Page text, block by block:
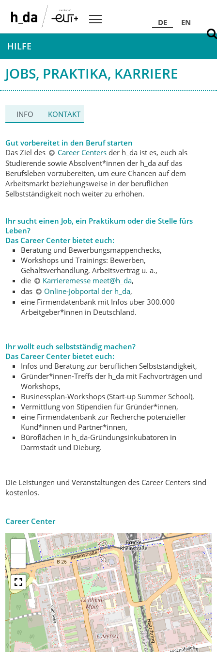
DE EN
HILFE
JOBS, PRAKTIKA, KARRIERE
INFO KONTAKT
Gut vorbereitet in den Beruf starten
Das Ziel des
Career Centersder h_da ist es, euch als
Studierende sowie Absolvent*innen der h_da auf das
Berufsleben vorzubereiten, um eure Chancen auf dem
Arbeitsmarkt beziehungsweise in der beruflichen
Selbstständigkeit noch weiter zu erhöhen.
Ihr sucht einen Job, ein Praktikum oder die Stelle fürs
Leben?
Das Career Center bietet euch:
Beratung und Bewerbungsmappenchecks,
Workshops und Trainings: Bewerben,
Gehaltsverhandlung, Arbeitsvertrag u. a.,
die
Karrieremesse meet@h_da,
das
Online-Jobportal der h_da,
eine Firmendatenbank mit Infos über 300.000
Arbeitgeber*innen in Deutschland.
Ihr wollt euch selbstständig machen?
Das Career Center bietet euch:
Infos und Beratung zur beruflichen Selbstständigkeit,
Gründer*innen-Treffs der h_da mit Fachvorträgen und
Workshops,
Businessplan-Workshops (Start-up Summer School),
Vermittlung von Stipendien für Gründer*innen,
eine Firmendatenbank zur Recherche potenzieller
Kund*innen und Partner*innen,
Büroflächen in h_da-Gründungsinkubatoren in
Darmstadt und Dieburg.
Die Leistungen und Veranstaltungen des Career Centers sind
kostenlos.
Career Center